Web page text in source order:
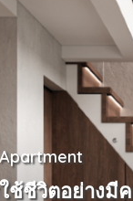
ช้ชีวิตอย่างมี